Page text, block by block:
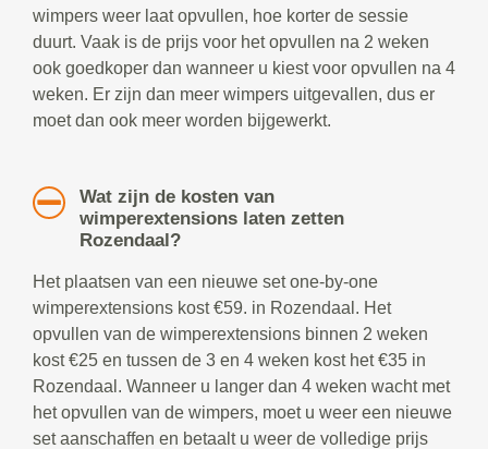
wimpers weer laat opvullen, hoe korter de sessie
duurt. Vaak is de prijs voor het opvullen na 2 weken
ook goedkoper dan wanneer u kiest voor opvullen na 4
weken. Er zijn dan meer wimpers uitgevallen, dus er
moet dan ook meer worden bijgewerkt.
Wat zijn de kosten van
wimperextensions laten zetten
Rozendaal?
Het plaatsen van een nieuwe set one-by-one
wimperextensions kost €59. in Rozendaal. Het
opvullen van de wimperextensions binnen 2 weken
kost €25 en tussen de 3 en 4 weken kost het €35 in
Rozendaal. Wanneer u langer dan 4 weken wacht met
het opvullen van de wimpers, moet u weer een nieuwe
set aanschaffen en betaalt u weer de volledige prijs